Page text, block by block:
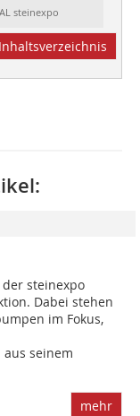
steinexpo
Inhaltsverzeichnis
steinexpo
Dabei stehen
im Fokus,
seinem
mehr